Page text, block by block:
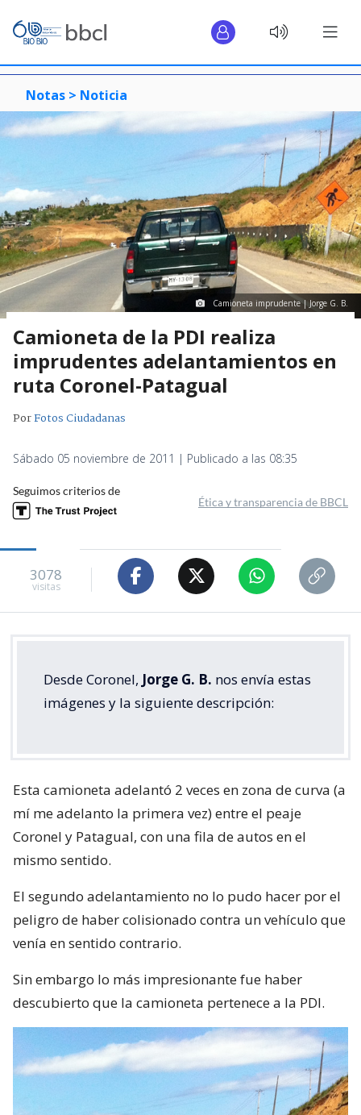
Notas > Noticia
Camioneta imprudente | Jorge G. B.
Camioneta de la PDI realiza
imprudentes adelantamientos en
ruta Coronel-Patagual
PorFotos Ciudadanas
Sábado 05 noviembre de 2011 | Publicado a las 08:35
Seguimos criterios de
Ética y transparencia de BBCL
3078
visitas
Desde Coronel, Jorge G. B. nos envía estas
imágenes y la siguiente descripción:
Esta camioneta adelantó 2 veces en zona de curva (a
mí me adelanto la primera vez) entre el peaje
Coronel y Patagual, con una fila de autos en el
mismo sentido.
El segundo adelantamiento no lo pudo hacer por el
peligro de haber colisionado contra un vehículo que
venía en sentido contrario.
Sin embargo lo más impresionante fue haber
descubierto que la camioneta pertenece a la PDI.